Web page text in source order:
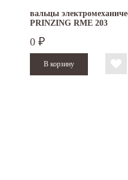
вальцы
PRINZING RME 203
0 ₽